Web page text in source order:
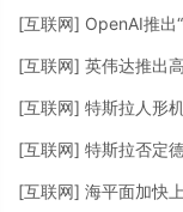
[互联网] OpenAI推出“
[互联网] 英伟达推出高
[互联网] 特斯拉人形机
[互联网] 特斯拉否定德
[互联网] 海平面加快上